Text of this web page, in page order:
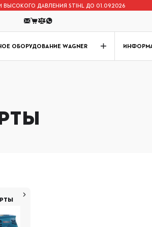
ДАВЛЕНИЯ STIHL ДО 01.09.2026
ОБОРУДОВАНИЕ WAGNER